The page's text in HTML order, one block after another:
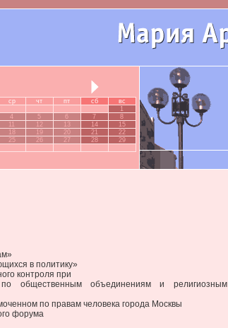
ср чт пт сб
вс
1
4 5 6 7
8
11 12 13 14
15
18 19 20 21
22
25 26 27 28
29
в политику»
контроля при
общественным объединениям и религиозным
по правам человека города Москвы
форума